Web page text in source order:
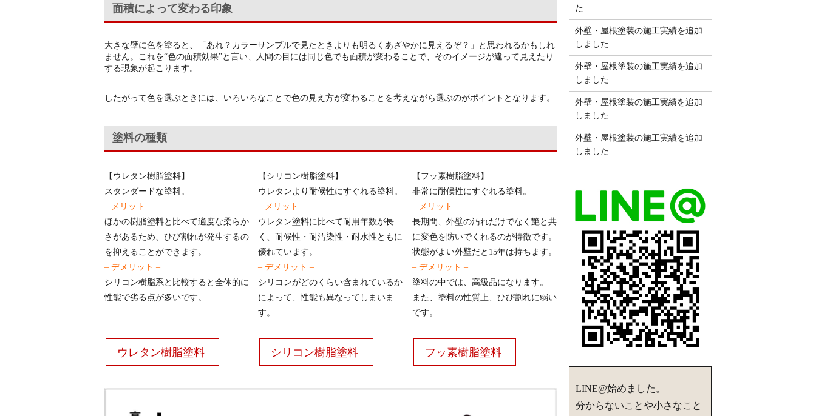
面積によって変わる印象
大きな壁に色を塗ると、「あれ？カラーサンプルで見たときよりも明るくあざやかに見えるぞ？」と思われるかもしれ
ません。これを“色の面積効果”と言い、人間の目には同じ色でも面積が変わることで、そのイメージが違って見えたり
する現象が起こります。
したがって色を選ぶときには、いろいろなことで色の見え方が変わることを考えながら選ぶのがポイントとなります。
塗料の種類
【ウレタン樹脂塗料】
スタンダードな塗料。
– メリット –
ほかの樹脂塗料と比べて適度な柔らか
さがあるため、ひび割れが発生するの
を抑えることができます。
– デメリット –
シリコン樹脂系と比較すると全体的に
性能で劣る点が多いです。
ウレタン樹脂塗料
【シリコン樹脂塗料】
ウレタンより耐候性にすぐれる塗料。
– メリット –
ウレタン塗料に比べて耐用年数が長
く、耐候性・耐汚染性・耐水性ともに
優れています。
– デメリット –
シリコンがどのくらい含まれているか
によって、性能も異なってしまいま
す。
シリコン樹脂塗料
【フッ素樹脂塗料】
非常に耐候性にすぐれる塗料。
– メリット –
長期間、外壁の汚れだけでなく艶と共
に変色を防いでくれるのが特徴です。
状態がよい外壁だと15年は持ちます。
– デメリット –
塗料の中では、高級品になります。
また、塗料の性質上、ひび割れに弱い
です。
フッ素樹脂塗料
た
外壁・屋根塗装の施工実績を追加
しました
外壁・屋根塗装の施工実績を追加
しました
外壁・屋根塗装の施工実績を追加
しました
外壁・屋根塗装の施工実績を追加
しました
LINE@始めました。
分からないことや小さなこと